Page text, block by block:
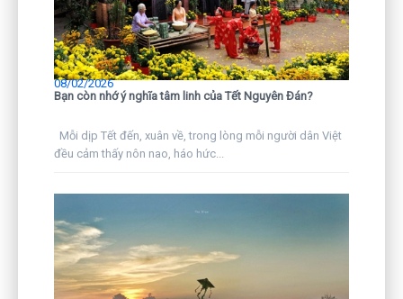
Bạn còn nhớ ý nghĩa tâm linh của Tết Nguyên Đán?
08/02/2026
Mỗi dịp Tết đến, xuân về, trong lòng mỗi người dân Việt
đều cảm thấy nôn nao, háo hức...